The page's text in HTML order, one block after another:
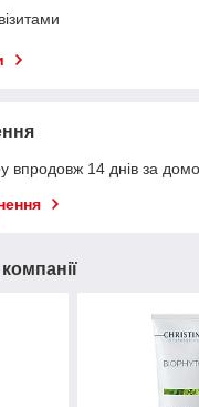
впродовж 14 днів за